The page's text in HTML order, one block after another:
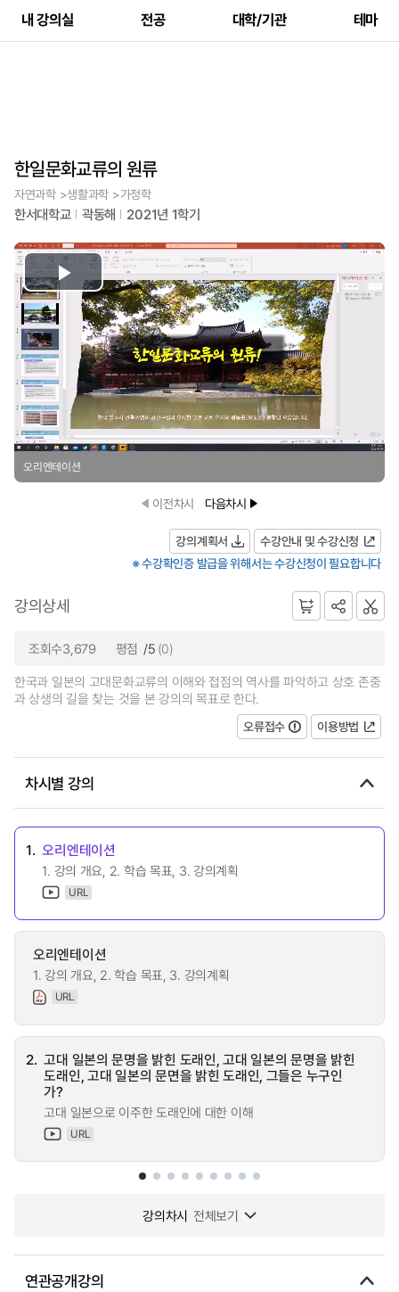
내 강의실 전공 대학/기관 테마
한일문화교류의 원류
자연과학 >생활과학 >가정학
한서대학교 곽동해 2021년 1학기
Play
Video
오리엔테이션
이전차시 다음차시
강의계획서
수강안내 및 수강신청
※ 수강확인증 발급을 위해서는 수강신청이 필요합니다
강의상세
조회수3,679 평점 /5 (0)
한국과 일본의 고대문화교류의 이해와 접점의 역사를 파악하고 상호 존중
과 상생의 길을 찾는 것을 본 강의의 목표로 한다.
오류접수
이용방법
차시별 강의
1. 오리엔테이션
1. 강의 개요, 2. 학습 목표, 3. 강의계획
URL
오리엔테이션
1. 강의 개요, 2. 학습 목표, 3. 강의계획
URL
2. 고대 일본의 문명을 밝힌 도래인, 고대 일본의 문명을 밝힌
도래인, 고대 일본의 문면을 밝힌 도래인, 그들은 누구인
가?
고대 일본으로 이주한 도래인에 대한 이해
URL
강의차시 전체보기
연관공개강의